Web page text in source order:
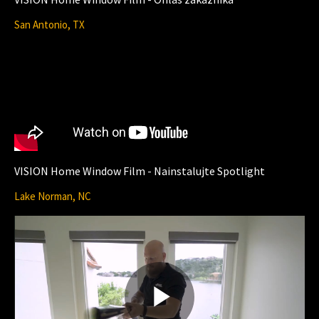
y
V
i
San Antonio, TX
VISION Home Window Film - Nainstalujte Spotlight
Lake Norman, NC